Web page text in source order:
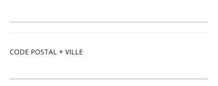
CODE POSTAL + VILLE